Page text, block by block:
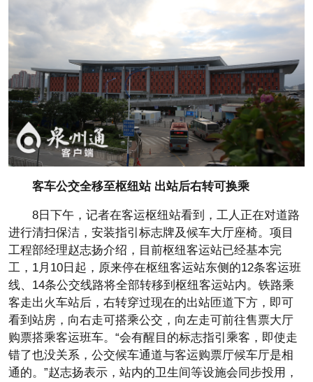
客车公交全移至枢纽站 出站后右转可换乘
8日下午，记者在客运枢纽站看到，工人正在对道路
进行清扫保洁，安装指引标志牌及候车大厅座椅。项目
工程部经理赵志扬介绍，目前枢纽客运站已经基本完
工，1月10日起，原来停在枢纽客运站东侧的12条客运班
线、14条公交线路将全部转移到枢纽客运站内。铁路乘
客走出火车站后，右转穿过现在的出站匝道下方，即可
看到站房，向右走可搭乘公交，向左走可前往售票大厅
购票搭乘客运班车。“会有醒目的标志指引乘客，即使走
错了也没关系，公交候车通道与客运购票厅候车厅是相
通的。”赵志扬表示，站内的卫生间等设施会同步投用，